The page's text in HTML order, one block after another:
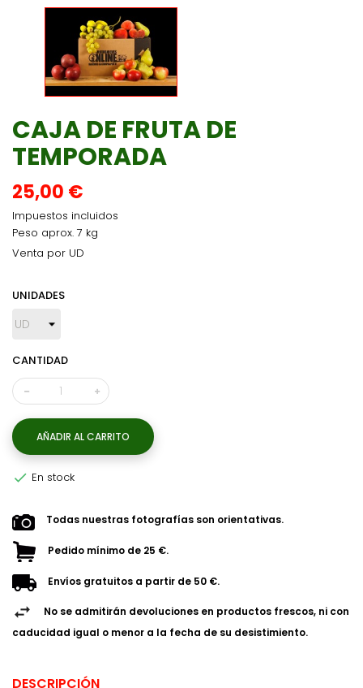
CAJA DE FRUTA DE
TEMPORADA
25,00 €
Impuestos incluidos
Peso aprox. 7 kg
Venta por UD
UNIDADES
CANTIDAD
AÑADIR AL CARRITO
 En stock
Todas nuestras fotografías son orientativas.
Pedido mínimo de 25 €.
Envíos gratuitos a partir de 50 €.
No se admitirán devoluciones en productos frescos, ni con
caducidad igual o menor a la fecha de su desistimiento.
DESCRIPCIÓN